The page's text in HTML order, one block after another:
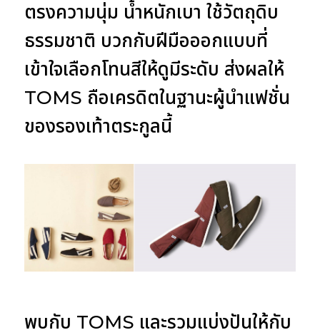
ตรงความนุ่ม น้ำหนักเบา ใช้วัตถุดิบ
ธรรมชาติ บวกกับฝีมือออกแบบที่
เข้าใจเลือกโทนสีให้ดูมีระดับ ส่งผลให้
TOMS ถือเครดิตในฐานะผู้นำแฟชั่น
ของรองเท้าตระกูลนี้
พบกับ TOMS และรวมแบ่งปันให้กับ